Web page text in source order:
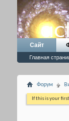
Сайт
Главная
Форум
If this is your